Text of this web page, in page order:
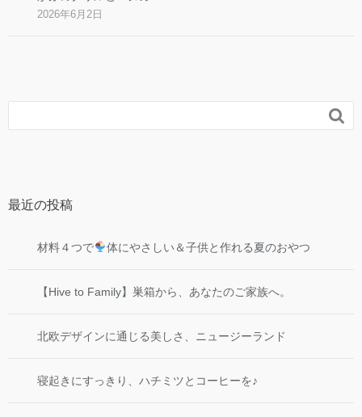
2026年6月2日

最近の投稿
材料４つで 体にやさしい＆子供と作れる夏のおやつ
【Hive to Family】巣箱から、あなたのご家族へ。
北欧デザインに通じる美しさ、ニュージーランド
寝起きにすっきり、ハチミツとコーヒーを♪